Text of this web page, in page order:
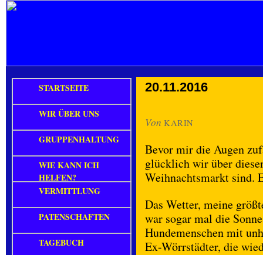
20.11.2016
Von KARIN
Bevor mir die Augen
glücklich wir über
Weihnachtsmarkt sind.
Das Wetter, meine
war sogar mal die
Hundemenschen mit
Ex-Wörrstädter, die
STARTSEITE
WIR ÜBER UNS
GRUPPENHALTUNG
WIE KANN ICH
HELFEN?
VERMITTLUNG
PATENSCHAFTEN
TAGEBUCH